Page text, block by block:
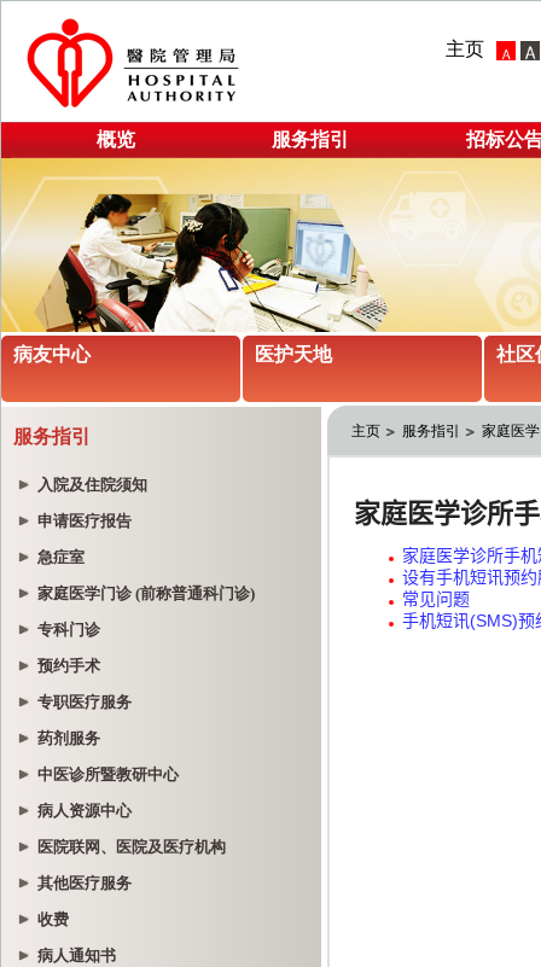
主页
概览 服务指引 招标公
病友中心 医护天地 社区
服务指引
入院及住院须知
申请医疗报告
急症室
家庭医学门诊 (前称普通科门诊)
专科门诊
预约手术
专职医疗服务
药剂服务
中医诊所暨教研中心
病人资源中心
医院联网、医院及医疗机构
其他医疗服务
收费
病人通知书
主页 服务指引 家庭医